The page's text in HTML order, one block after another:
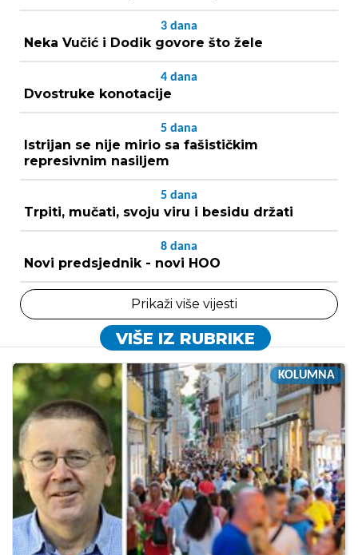
3 dana
Neka Vučić i Dodik govore što žele
4 dana
Dvostruke konotacije
5 dana
Istrijan se nije mirio sa fašističkim
represivnim nasiljem
5 dana
Trpiti, mučati, svoju viru i besidu držati
8 dana
Novi predsjednik - novi HOO
Prikaži više vijesti
VIŠE IZ RUBRIKE
KOLUMNA